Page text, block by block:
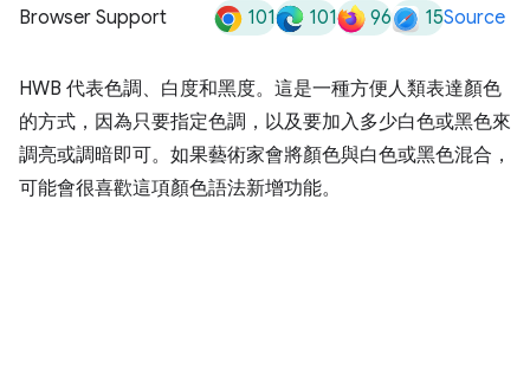
Browser Support 101 101 96 15Source
HWB 代表色調、白度和黑度。這是一種方便人類表達顏色
的方式，因為只要指定色調，以及要加入多少白色或黑色來
調亮或調暗即可。如果藝術家會將顏色與白色或黑色混合，
可能會很喜歡這項顏色語法新增功能。